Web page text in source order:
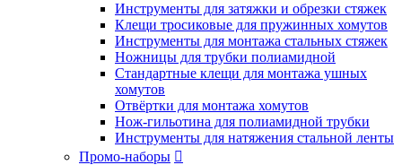
Инструменты для затяжки и обрезки стяжек
Клещи тросиковые для пружинных хомутов
Инструменты для монтажа стальных стяжек
Ножницы для трубки полиамидной
Стандартные клещи для монтажа ушных
хомутов
Отвёртки для монтажа хомутов
Нож-гильотина для полиамидной трубки
Инструменты для натяжения стальной ленты
Промо-наборы 